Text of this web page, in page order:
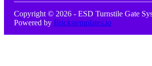
Copyright © 2026 - ESD Turnstile Gate
Powered by Brickstemplates.io